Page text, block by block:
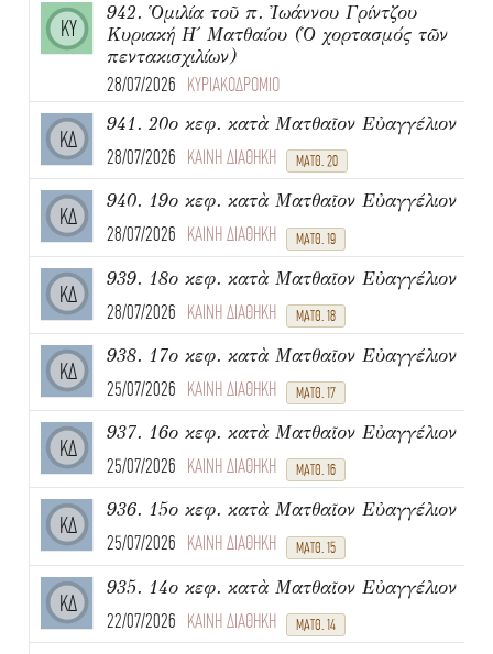
ΚΥ
942. Ὁμιλία τοῦ π. Ἰωάννου Γρίντζου
Κυριακή Η΄ Ματθαίου (Ὁ χορτασμός τῶν
πεντακισχιλίων)
28/07/2026 ΚΥΡΙΑΚΟΔΡΟΜΙΟ
ΚΔ
941. 20ο κεφ. κατὰ Ματθαῖον Εὐαγγέλιον
28/07/2026 ΚΑΙΝΗ ΔΙΑΘΗΚΗ ΜΑΤΘ. 20
ΚΔ
940. 19ο κεφ. κατὰ Ματθαῖον Εὐαγγέλιον
28/07/2026 ΚΑΙΝΗ ΔΙΑΘΗΚΗ ΜΑΤΘ. 19
ΚΔ
939. 18ο κεφ. κατὰ Ματθαῖον Εὐαγγέλιον
28/07/2026 ΚΑΙΝΗ ΔΙΑΘΗΚΗ ΜΑΤΘ. 18
ΚΔ
938. 17ο κεφ. κατὰ Ματθαῖον Εὐαγγέλιον
25/07/2026 ΚΑΙΝΗ ΔΙΑΘΗΚΗ ΜΑΤΘ. 17
ΚΔ
937. 16ο κεφ. κατὰ Ματθαῖον Εὐαγγέλιον
25/07/2026 ΚΑΙΝΗ ΔΙΑΘΗΚΗ ΜΑΤΘ. 16
ΚΔ
936. 15ο κεφ. κατὰ Ματθαῖον Εὐαγγέλιον
25/07/2026 ΚΑΙΝΗ ΔΙΑΘΗΚΗ ΜΑΤΘ. 15
ΚΔ
935. 14ο κεφ. κατὰ Ματθαῖον Εὐαγγέλιον
22/07/2026 ΚΑΙΝΗ ΔΙΑΘΗΚΗ ΜΑΤΘ. 14